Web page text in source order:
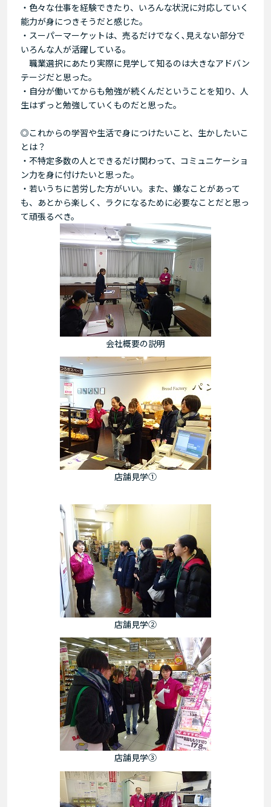
・色々な仕事を経験できたり、いろんな状況に対応していく
能力が身につきそうだと感じた。
・スーパーマーケットは、売るだけでなく､見えない部分で
いろんな人が活躍している。
職業選択にあたり実際に見学して知るのは大きなアドバン
テージだと思った。
・自分が働いてからも勉強が続くんだということを知り、人
生はずっと勉強していくものだと思った。
◎これからの学習や生活で身につけたいこと、生かしたいこ
とは？
・不特定多数の人とできるだけ関わって、コミュニケーショ
ン力を身に付けたいと思った。
・若いうちに苦労した方がいい。また、嫌なことがあって
も、あとから楽しく、ラクになるために必要なことだと思っ
て頑張るべき。
会社概要の説明
店舗見学①
店舗見学②
店舗見学③